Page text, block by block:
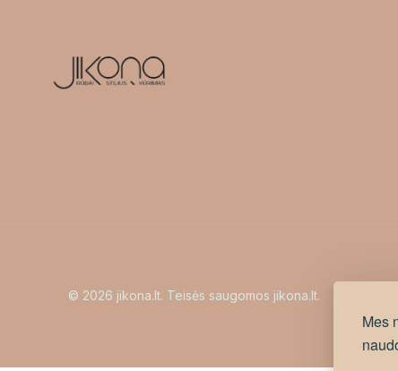
Mes
© 2026 jikona.lt. Teisės saugomos jikona.lt.